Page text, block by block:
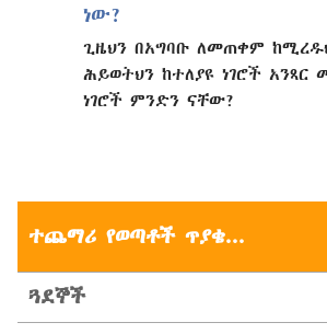
ነው?
ጊዜህን በአግባቡ ለመጠቀም
ሕይወትህን ከተለያዩ ነገሮች አንጻር
ነገሮች ምንድን ናቸው?
ተጨማሪ የወጣቶች ጥያቄ...
ጓደኞች